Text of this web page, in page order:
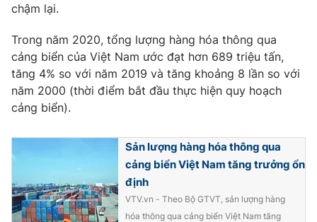
Thị trường
Tư vấn
Lịch phát sóng
Chuyên mục khác
Emagazine Podcast
Shorts video
VTV Money VTV Thể thao
chậm lại.
Trong năm 2020, tổng lượng hàng hóa thông qua
cảng biển của Việt Nam ước đạt hơn 689 triệu tấn,
tăng 4% so với năm 2019 và tăng khoảng 8 lần so với
năm 2000 (thời điểm bắt đầu thực hiện quy hoạch
cảng biển).
Sản lượng hàng hóa thông qua
cảng biển Việt Nam tăng trưởng ổn
định
VTV.vn - Theo Bộ GTVT, sản lượng hàng
hóa thông qua cảng biển Việt Nam tăng